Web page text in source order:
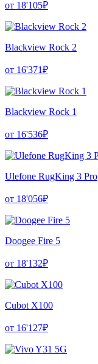
от 18'105₽
Blackview Rock 2
от 16'371₽
Blackview Rock 1
от 16'536₽
Ulefone RugKing 3 Pro
от 18'056₽
Doogee Fire 5
от 18'132₽
Cubot X100
от 16'127₽